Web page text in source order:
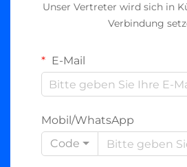
Unser Vertreter wird sich in
Verbindung
E-Mail
Mobil/WhatsApp
Code